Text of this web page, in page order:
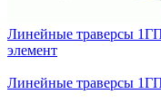
Линейные траверсы
элемент
Линейные траверсы